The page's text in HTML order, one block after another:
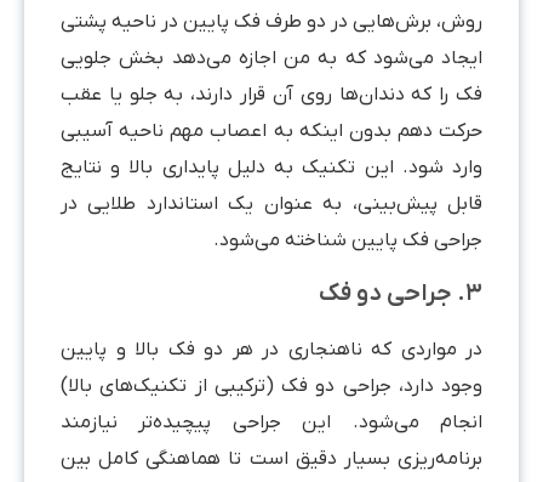
روش، برش‌هایی در دو طرف فک پایین در ناحیه پشتی
ایجاد می‌شود که به من اجازه می‌دهد بخش جلویی
فک را که دندان‌ها روی آن قرار دارند، به جلو یا عقب
حرکت دهم بدون اینکه به اعصاب مهم ناحیه آسیبی
وارد شود. این تکنیک به دلیل پایداری بالا و نتایج
قابل پیش‌بینی، به عنوان یک استاندارد طلایی در
جراحی فک پایین شناخته می‌شود.
۳. جراحی دو فک
در مواردی که ناهنجاری در هر دو فک بالا و پایین
وجود دارد، جراحی دو فک (ترکیبی از تکنیک‌های بالا)
انجام می‌شود. این جراحی پیچیده‌تر نیازمند
برنامه‌ریزی بسیار دقیق است تا هماهنگی کامل بین